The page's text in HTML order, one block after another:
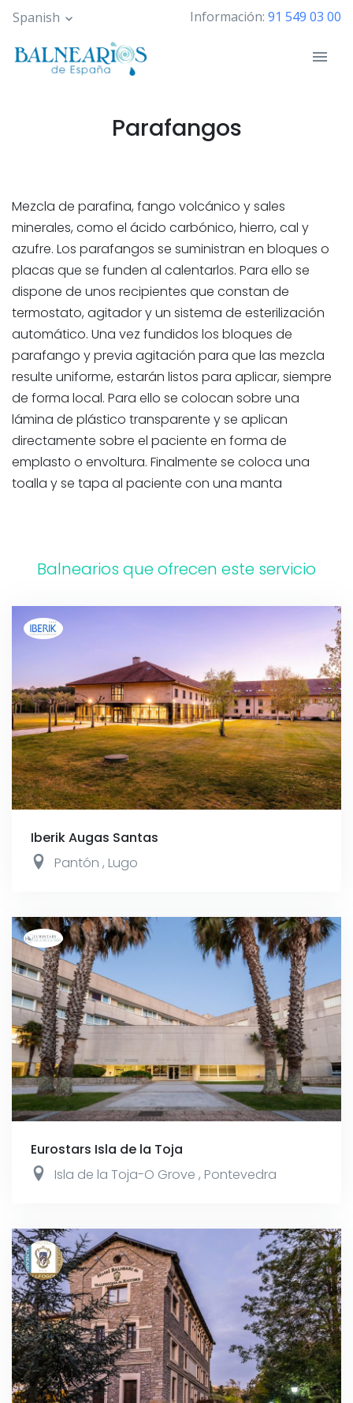
Pasar
contenido
principal
Spanish Información: 91 549 03 00
Parafangos
Mezcla de parafina, fango volcánico y sales
minerales, como el ácido carbónico, hierro, cal y
azufre. Los parafangos se suministran en bloques o
placas que se funden al calentarlos. Para ello se
dispone de unos recipientes que constan de
termostato, agitador y un sistema de esterilización
automático. Una vez fundidos los bloques de
parafango y previa agitación para que las mezcla
resulte uniforme, estarán listos para aplicar, siempre
de forma local. Para ello se colocan sobre una
lámina de plástico transparente y se aplican
directamente sobre el paciente en forma de
emplasto o envoltura. Finalmente se coloca una
toalla y se tapa al paciente con una manta
Balnearios que ofrecen este servicio
Iberik Augas Santas
Pantón , Lugo
Eurostars Isla de la Toja
Isla de la Toja-O Grove , Pontevedra